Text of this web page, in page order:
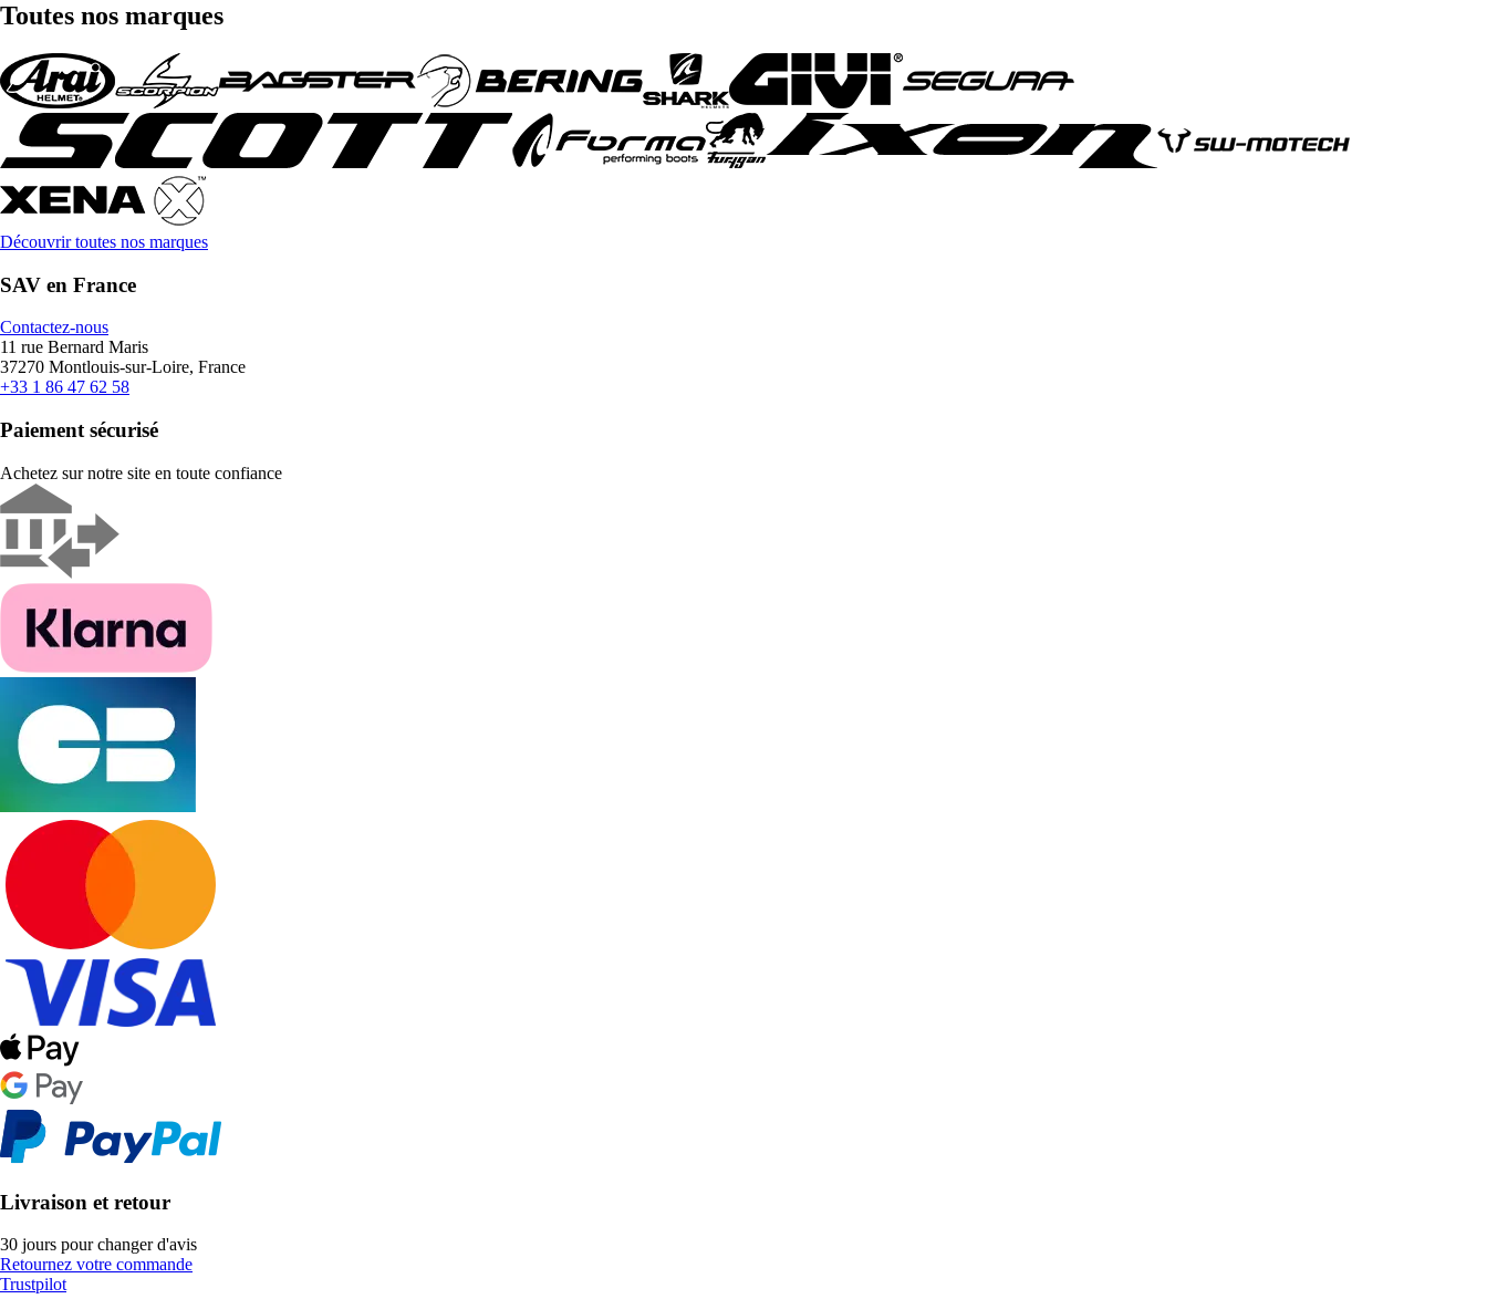
Toutes nos marques
Découvrir toutes nos marques
SAV en France
Contactez-nous
11 rue Bernard Maris
37270 Montlouis-sur-Loire, France
+33 1 86 47 62 58
Paiement sécurisé
Achetez sur notre site en toute confiance
Livraison et retour
30 jours pour changer d'avis
Retournez votre commande
Trustpilot